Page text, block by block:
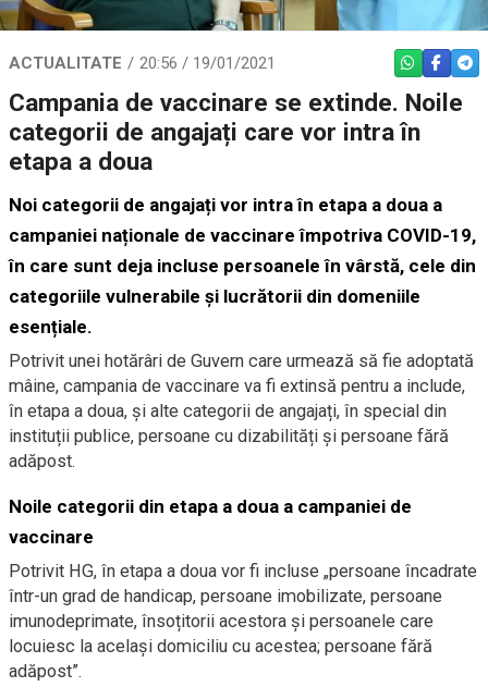
ACTUALITATE 20:56 / 19/01/2021 WHATSAPP
Campania de vaccinare se extinde. Noile
categorii de angajați care vor intra în
etapa a doua
Noi categorii de angajați vor intra în etapa a doua a
campaniei naționale de vaccinare împotriva COVID-19,
în care sunt deja incluse persoanele în vârstă, cele din
categoriile vulnerabile și lucrătorii din domeniile
esențiale.
Potrivit unei hotărâri de Guvern care urmează să fie adoptată
mâine, campania de vaccinare va fi extinsă pentru a include,
în etapa a doua, și alte categorii de angajați, în special din
instituții publice, persoane cu dizabilități și persoane fără
adăpost.
Noile categorii din etapa a doua a campaniei de
vaccinare
Potrivit HG, în etapa a doua vor fi incluse „persoane încadrate
într-un grad de handicap, persoane imobilizate, persoane
imunodeprimate, însoțitorii acestora și persoanele care
locuiesc la același domiciliu cu acestea; persoane fără
adăpost”.